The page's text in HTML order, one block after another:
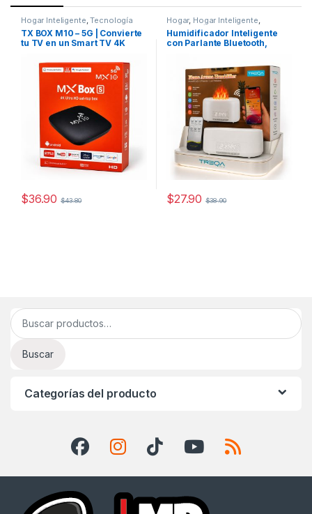
Hogar Inteligente,Tecnología
TX BOX M10 – 5G | Convierte
tu TV en un Smart TV 4K
$36.90 $43.80
Hogar, Hogar Inteligente,
Tecnología
Humidificador Inteligente
con Parlante Bluetooth,
$27.90 $38.90
Buscar por:
Buscar
Categorías del producto